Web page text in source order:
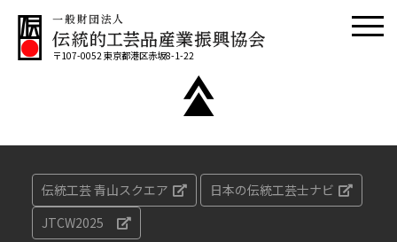
〒107-0052 東京都港区赤坂8-1-22
伝統工芸 青山スクエア
日本の伝統工芸士ナビ
JTCW2025